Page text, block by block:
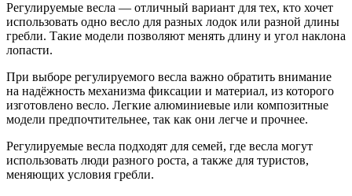
Регулируемые весла — отличный вариант для тех, кто хочет
использовать одно весло для разных лодок или разной длины
гребли. Такие модели позволяют менять длину и угол наклона
лопасти.
При выборе регулируемого весла важно обратить внимание
на надёжность механизма фиксации и материал, из которого
изготовлено весло. Легкие алюминиевые или композитные
модели предпочтительнее, так как они легче и прочнее.
Регулируемые весла подходят для семей, где весла могут
использовать люди разного роста, а также для туристов,
меняющих условия гребли.